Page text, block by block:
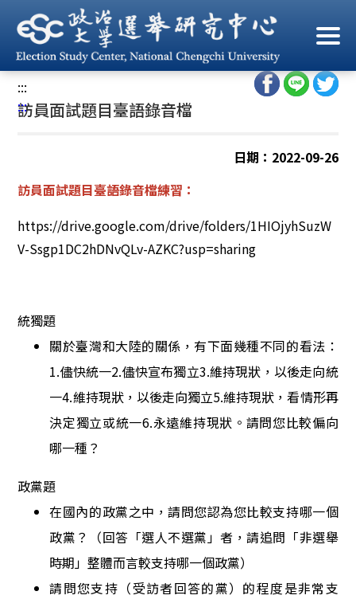
到
主
要
內
容
首頁/ 訪問案公告/電訪員專區(錄音檔)
:::
:::
訪員面試題目臺語錄音檔
日期：2022-09-26
訪員面試題目臺語錄音檔練習：
https://drive.google.com/drive/folders/1HIOjyhSuzW
V-Ssgp1DC2hDNvQLv-AZKC?usp=sharing
統獨題
關於臺灣和大陸的關係，有下面幾種不同的看法：
1.儘快統一2.儘快宣布獨立3.維持現狀，以後走向統
一4.維持現狀，以後走向獨立5.維持現狀，看情形再
決定獨立或統一6.永遠維持現狀。請問您比較偏向
哪一種？
政黨題
在國內的政黨之中，請問您認為您比較支持哪一個
政黨？（回答「選人不選黨」者，請追問「非選舉
時期」整體而言較支持哪一個政黨）
請問您支持（受訪者回答的黨）的程度是非常支